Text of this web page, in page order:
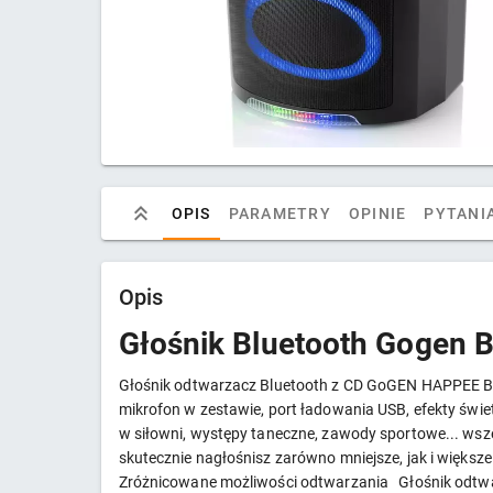
OPIS PARAMETRY OPINIE
Opis
Głośnik Bluetooth Gogen
Głośnik odtwarzacz Bluetooth z CD GoGEN
mikrofon w zestawie, port ładowania USB, efekty
w siłowni, występy taneczne, zawody sportowe...
skutecznie nagłośnisz zarówno mniejsze, jak i
Zróżnicowane możliwości odtwarzania Głośnik